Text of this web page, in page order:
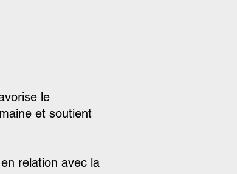
le
et soutient
relation avec la